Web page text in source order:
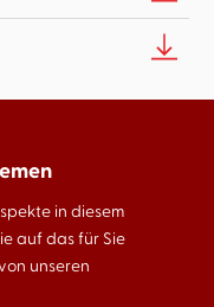
in diesem
auf das für Sie
unseren